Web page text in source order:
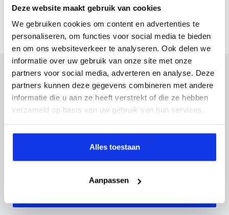
Deze website maakt gebruik van cookies
We gebruiken cookies om content en advertenties te
personaliseren, om functies voor social media te bieden
en om ons websiteverkeer te analyseren. Ook delen we
informatie over uw gebruik van onze site met onze
partners voor social media, adverteren en analyse. Deze
partners kunnen deze gegevens combineren met andere
informatie die u aan ze heeft verstrekt of die ze hebben
verzameld op basis van uw gebruik van hun services.
Alles toestaan
Aanpassen
Inruilvoorstel op deze auto?
Vul hier je gegevens in en vergeet niet foto's van je
inruilauto mee te sturen.
Kenteken huidige auto Kilometerstand (bij benadering)